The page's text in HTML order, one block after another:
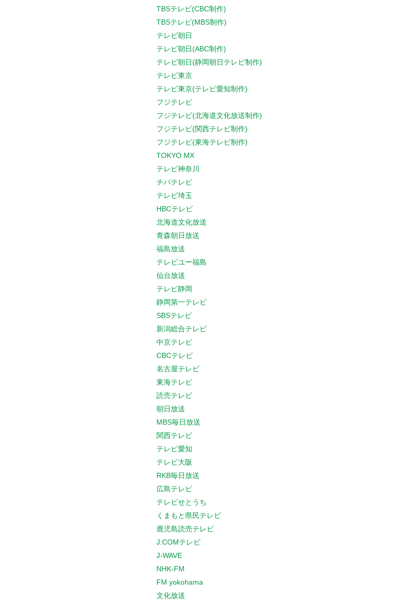
TBSテレビ(CBC制作)
TBSテレビ(MBS制作)
テレビ朝日
テレビ朝日(ABC制作)
テレビ朝日(静岡朝日テレビ制作)
テレビ東京
テレビ東京(テレビ愛知制作)
フジテレビ
フジテレビ(北海道文化放送制作)
フジテレビ(関西テレビ制作)
フジテレビ(東海テレビ制作)
TOKYO MX
テレビ神奈川
チバテレビ
テレビ埼玉
HBCテレビ
北海道文化放送
青森朝日放送
福島放送
テレビユー福島
仙台放送
テレビ静岡
静岡第一テレビ
SBSテレビ
新潟総合テレビ
中京テレビ
CBCテレビ
名古屋テレビ
東海テレビ
読売テレビ
朝日放送
MBS毎日放送
関西テレビ
テレビ愛知
テレビ大阪
RKB毎日放送
広島テレビ
テレビせとうち
くまもと県民テレビ
鹿児島読売テレビ
J:COMテレビ
J-WAVE
NHK-FM
FM yokohama
文化放送